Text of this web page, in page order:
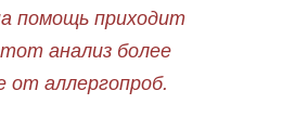
помощь приходит
анализ более
от аллергопроб.